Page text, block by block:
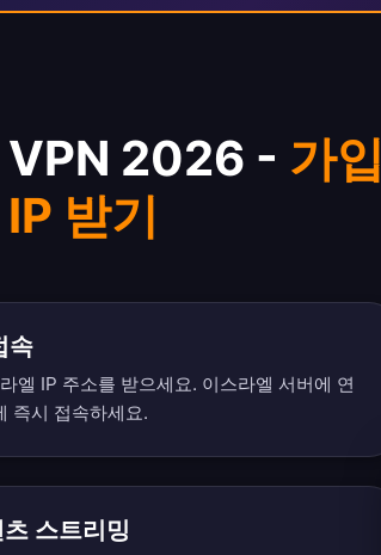
VPN 2026 - 가입
받기
속
엘 IP 주소를 받으세요. 이스라엘 서버에 연
즉시 접속하세요.
스트리밍